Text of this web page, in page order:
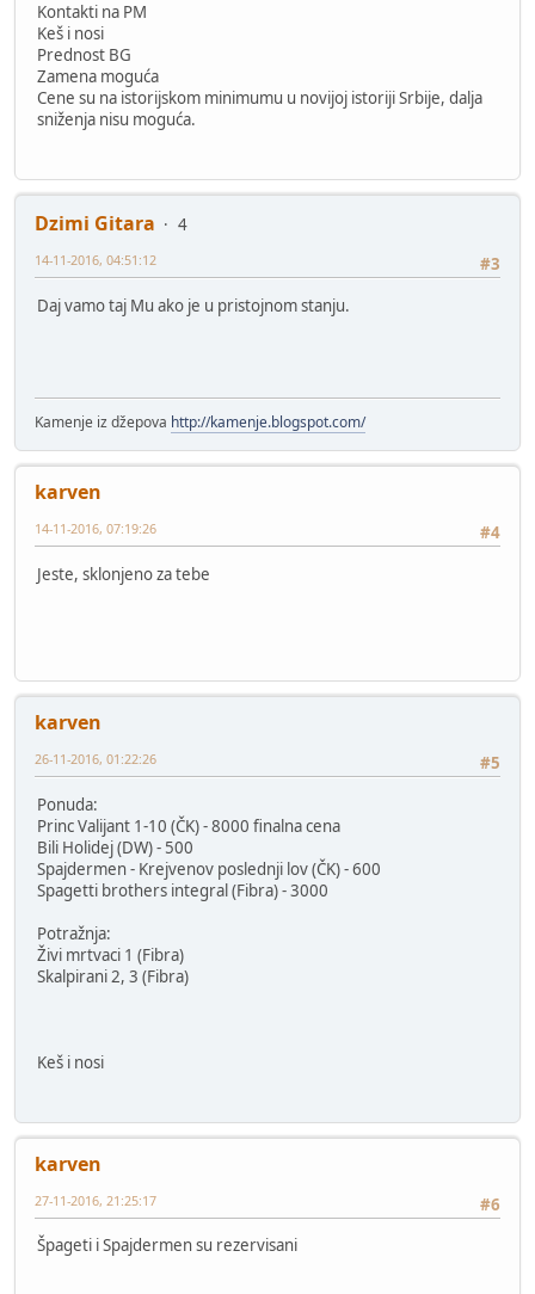
Kontakti na PM
Keš i nosi
Prednost BG
Zamena moguća
Cene su na istorijskom minimumu u novijoj istoriji Srbije, dalja
sniženja nisu moguća.
Dzimi Gitara
4
#3
14-11-2016, 04:51:12
Daj vamo taj Mu ako je u pristojnom stanju.
Kamenje iz džepova http://kamenje.blogspot.com/
karven
#4
14-11-2016, 07:19:26
Jeste, sklonjeno za tebe
karven
#5
26-11-2016, 01:22:26
Ponuda:
Princ Valijant 1-10 (ČK) - 8000 finalna cena
Bili Holidej (DW) - 500
Spajdermen - Krejvenov poslednji lov (ČK) - 600
Spagetti brothers integral (Fibra) - 3000
Potražnja:
Živi mrtvaci 1 (Fibra)
Skalpirani 2, 3 (Fibra)
Keš i nosi
karven
#6
27-11-2016, 21:25:17
Špageti i Spajdermen su rezervisani